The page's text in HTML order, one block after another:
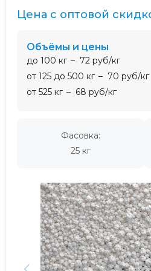
Фасовка:
25 кг
Цена с оптовой
Объёмы и цены
до 100 кг
72 руб/кг
от 125 до 500 кг
70 руб/кг
от 525 кг
68 руб/кг